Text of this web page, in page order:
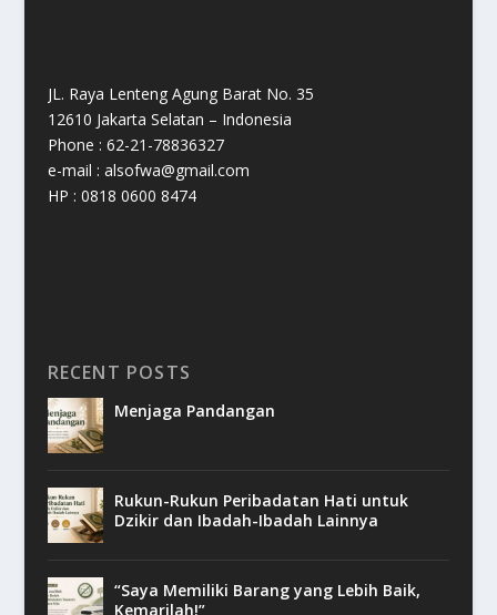
JL. Raya Lenteng Agung Barat No. 35
12610 Jakarta Selatan – Indonesia
Phone : 62-21-78836327
e-mail : alsofwa@gmail.com
HP : 0818 0600 8474
RECENT POSTS
Menjaga Pandangan
Rukun-Rukun Peribadatan Hati untuk
Dzikir dan Ibadah-Ibadah Lainnya
“Saya Memiliki Barang yang Lebih Baik,
Kemarilah!”